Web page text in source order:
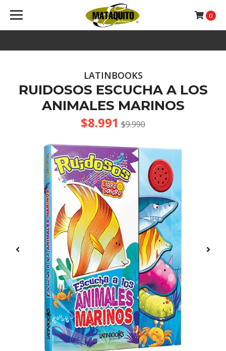
0
LATINBOOKS
RUIDOSOS ESCUCHA A LOS
ANIMALES MARINOS
$8.991 $9.990